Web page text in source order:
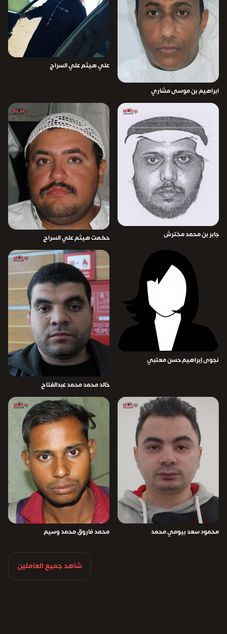
ابراهيم بن موسى مشاري
علي هيثم علي السراج
جابر بن محمد مخترش حكمت هيثم علي السراج
نجوى إبراهيم حسن معتبي
خالد محمد محمد عبدالفتاح
محمود سعد بيومي محمد محمد فاروق محمد وسيم
شاهد جميع العاملين